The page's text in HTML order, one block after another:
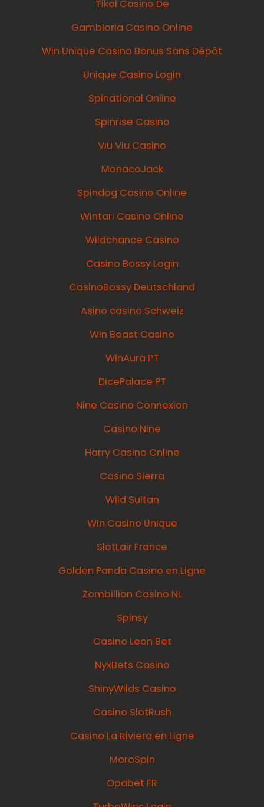
Tikal Casino De
Gambloria Casino Online
Win Unique Casino Bonus Sans Dépôt
Unique Casino Login
Spinational Online
Spinrise Casino
Viu Viu Casino
MonacoJack
Spindog Casino Online
Wintari Casino Online
Wildchance Casino
Casino Bossy Login
CasinoBossy Deutschland
Asino casino Schweiz
Win Beast Casino
WinAura PT
DicePalace PT
Nine Casino Connexion
Casino Nine
Harry Casino Online
Casino Sierra
Wild Sultan
Win Casino Unique
SlotLair France
Golden Panda Casino en Ligne
Zombillion Casino NL
Spinsy
Casino Leon Bet
NyxBets Casino
ShinyWilds Casino
Casino SlotRush
Casino La Riviera en Ligne
MoroSpin
Opabet FR